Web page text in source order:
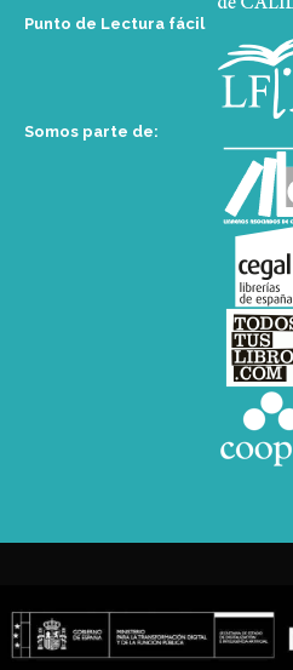
Punto de Lectura fácil
Somos parte de: